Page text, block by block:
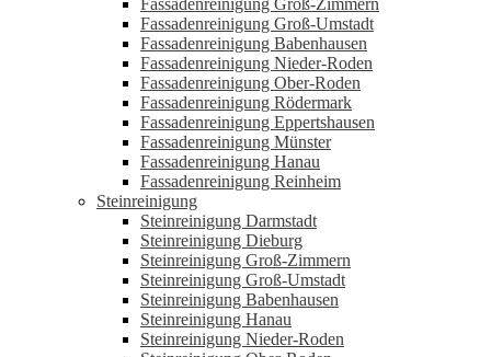
Fassadenreinigung Groß-Zimmern
Fassadenreinigung Groß-Umstadt
Fassadenreinigung Babenhausen
Fassadenreinigung Nieder-Roden
Fassadenreinigung Ober-Roden
Fassadenreinigung Rödermark
Fassadenreinigung Eppertshausen
Fassadenreinigung Münster
Fassadenreinigung Hanau
Fassadenreinigung Reinheim
Steinreinigung
Steinreinigung Darmstadt
Steinreinigung Dieburg
Steinreinigung Groß-Zimmern
Steinreinigung Groß-Umstadt
Steinreinigung Babenhausen
Steinreinigung Hanau
Steinreinigung Nieder-Roden